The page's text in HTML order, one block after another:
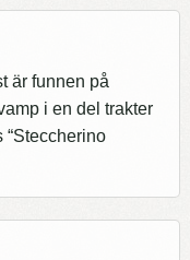
är funnen på
i en del trakter
“Steccherino